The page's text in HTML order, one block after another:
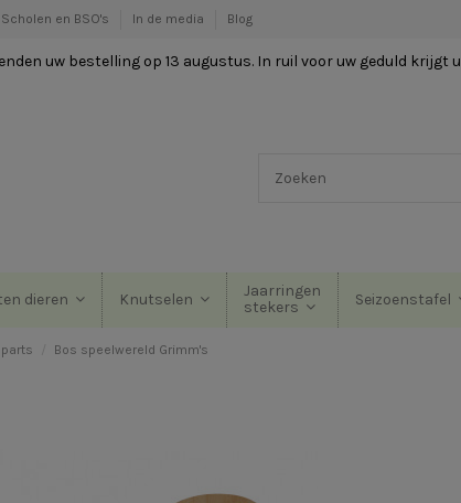
Scholen en BSO's In de media Blog
uw bestelling op 13 augustus. In ruil voor uw geduld krijgt u
dieren Knutselen
Jaarringen
stekers
Seizoenstafel
Bos speelwereld Grimm's